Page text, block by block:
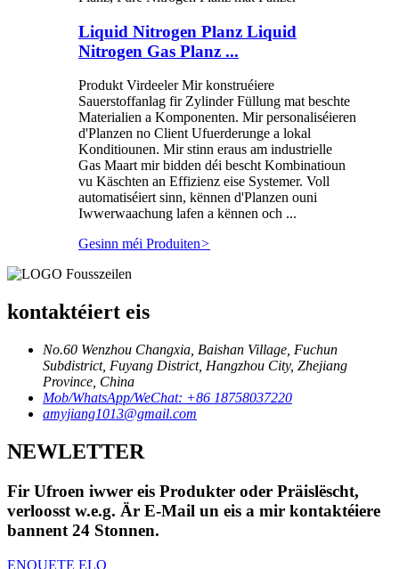
Liquid Nitrogen Planz Liquid
Nitrogen Gas Planz ...
Produkt Virdeeler Mir konstruéiere
Sauerstoffanlag fir Zylinder Füllung mat beschte
Materialien a Komponenten. Mir personaliséieren
d'Planzen no Client Ufuerderunge a lokal
Konditiounen. Mir stinn eraus am industrielle
Gas Maart mir bidden déi bescht Kombinatioun
vu Käschten an Effizienz eise Systemer. Voll
automatiséiert sinn, kënnen d'Planzen ouni
Iwwerwaachung lafen a kënnen och ...
Gesinn méi Produiten>
kontaktéiert eis
No.60 Wenzhou Changxia, Baishan Village, Fuchun
Subdistrict, Fuyang District, Hangzhou City, Zhejiang
Province, China
Mob/WhatsApp/WeChat: +86 18758037220
amyjiang1013@gmail.com
NEWLETTER
Fir Ufroen iwwer eis Produkter oder Präislëscht,
verloosst w.e.g. Är E-Mail un eis a mir kontaktéiere
bannent 24 Stonnen.
ENQUETE ELO